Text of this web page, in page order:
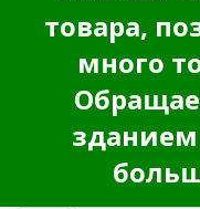
товара,
много
зданием